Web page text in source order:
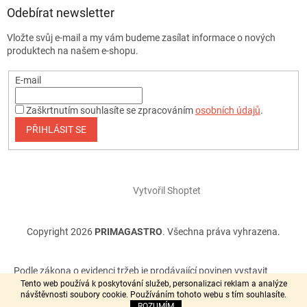
Tento web používá k poskytování služeb, personalizaci reklam a analýze
návštěvnosti soubory cookie. Používáním tohoto webu s tím souhlasíte.
Odebírat newsletter
Vložte svůj e-mail a my vám budeme zasílat informace o nových
produktech na našem e-shopu.
E-mail
Zaškrtnutím souhlasíte se zpracovánímosobních údajů.
PŘIHLÁSIT SE
Vytvořil Shoptet
Copyright 2026 PRIMAGASTRO. Všechna práva vyhrazena.
Podle zákona o evidenci tržeb je prodávající povinen vystavit
kupujícímu účtenku. Zároveň je povinen zaevidovat přijatou tržbu
u správce daně online, v případě technického výpadku pak